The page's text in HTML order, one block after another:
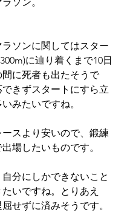
ソンに関してはスター
に辿り着くまで10日
に死者も出たそうで
きずスタートにすら立
みたいですね。
スより安いので、鍛練
場したいものです。
分にしかできないこと
いですね。とりあえ
せずに済みそうです。